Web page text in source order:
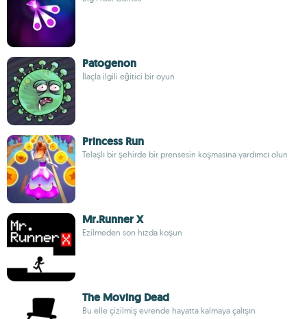
Patogenon
İlaçla ilgili eğitici bir oyun
Princess Run
Telaşlı bir şehirde bir prensesin koşmasına yardımcı olun
Mr.Runner X
Ezilmeden son hızda koşun
The Moving Dead
Bu elle çizilmiş evrende hayatta kalmaya çalışın